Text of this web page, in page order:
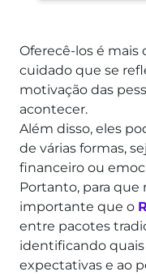
Oferecê-los é mais
cuidado que se
motivação das
acontecer.
Além disso, eles
de várias formas,
financeiro ou
Portanto, para
importante que o
entre pacotes
identificando
expectativas e ao